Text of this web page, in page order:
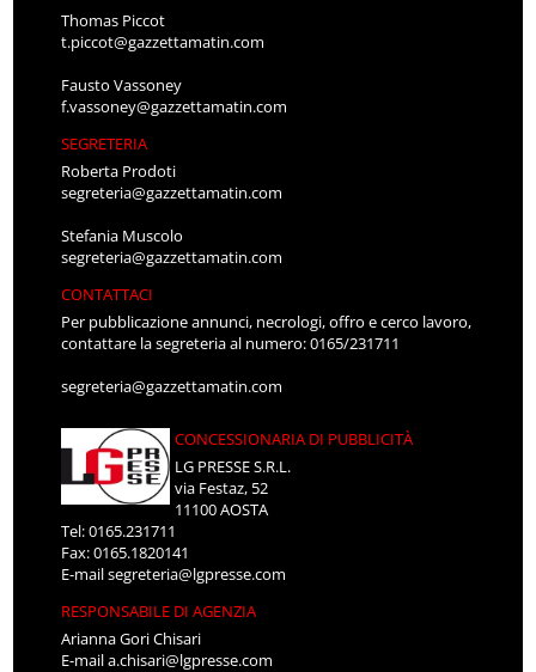
Thomas Piccot
t.piccot@gazzettamatin.com
Fausto Vassoney
f.vassoney@gazzettamatin.com
SEGRETERIA
Roberta Prodoti
segreteria@gazzettamatin.com
Stefania Muscolo
segreteria@gazzettamatin.com
CONTATTACI
Per pubblicazione annunci, necrologi, offro e cerco lavoro,
contattare la segreteria al numero: 0165/231711
segreteria@gazzettamatin.com
CONCESSIONARIA DI PUBBLICITÀ
LG PRESSE S.R.L.
via Festaz, 52
11100 AOSTA
Tel: 0165.231711
Fax: 0165.1820141
E-mailsegreteria@lgpresse.com
RESPONSABILE DI AGENZIA
Arianna Gori Chisari
E-maila.chisari@lgpresse.com